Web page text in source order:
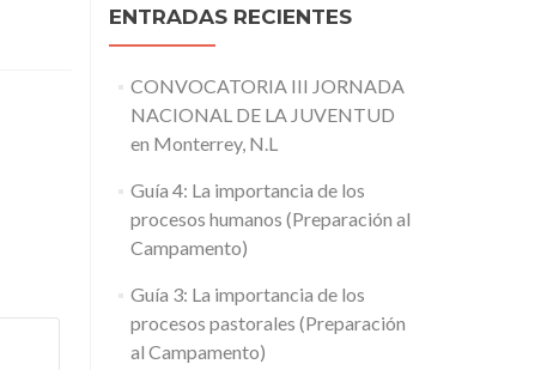
ENTRADAS RECIENTES
CONVOCATORIA III JORNADA
NACIONAL DE LA JUVENTUD
en Monterrey, N.L
Guía 4: La importancia de los
procesos humanos (Preparación al
Campamento)
Guía 3: La importancia de los
procesos pastorales (Preparación
al Campamento)